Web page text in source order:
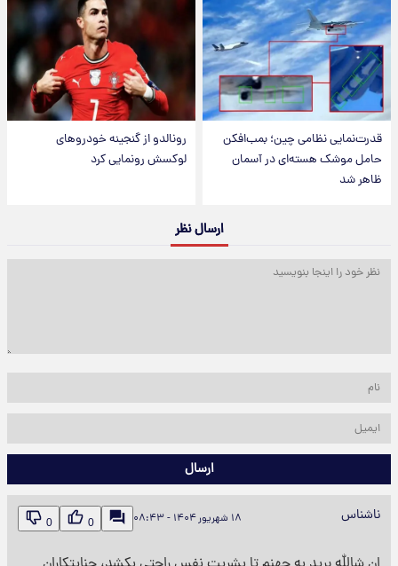
قدرت‌نمایی نظامی چین؛ بمب‌افکن
حامل موشک هسته‌ای در آسمان
ظاهر شد
رونالدو از گنجینه خودروهای
لوکسش رونمایی کرد
ارسال نظر
ارسال
ناشناس ۱۸ شهریور ۱۴۰۴ - ۰۸:۴۳ 0
0